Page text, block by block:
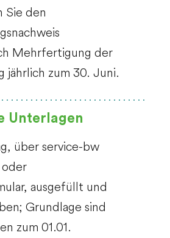
Sie den
Mehrfertigung der
jährlich zum 30. Juni.
Unterlagen
über service-bw
ausgefüllt und
Grundlage sind
zum 01.01.